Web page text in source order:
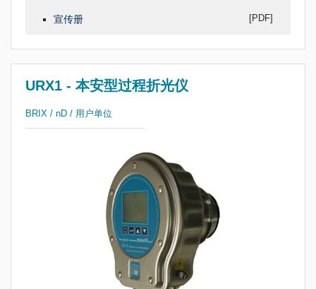
宣传册 [PDF]
URX1 - 本安型过程折光仪
BRIX / nD / 用户单位